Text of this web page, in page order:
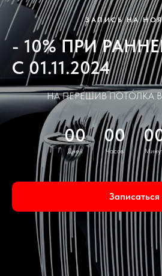
ЗАПИСЬ НА
- 10% ПРИ
С 01.11.2024
НА ПЕРЕШИВ ПОТОЛКА В
00
Дней
00
Часов
Записаться